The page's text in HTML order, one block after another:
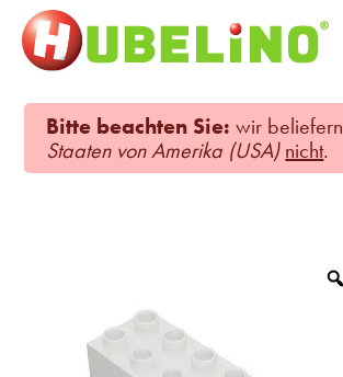
Bitte beachten Sie: wir beliefern
Staaten von Amerika (USA) nicht.